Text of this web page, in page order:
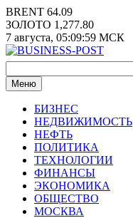
Перейти
к
содержимому
BRENT 64.09
ЗОЛОТО 1,277.80
7 августа, 05:09:59 МСК
Меню
БИЗНЕС
НЕДВИЖИМОСТЬ
НЕФТЬ
ПОЛИТИКА
ТЕХНОЛОГИИ
ФИНАНСЫ
ЭКОНОМИКА
ОБЩЕСТВО
МОСКВА